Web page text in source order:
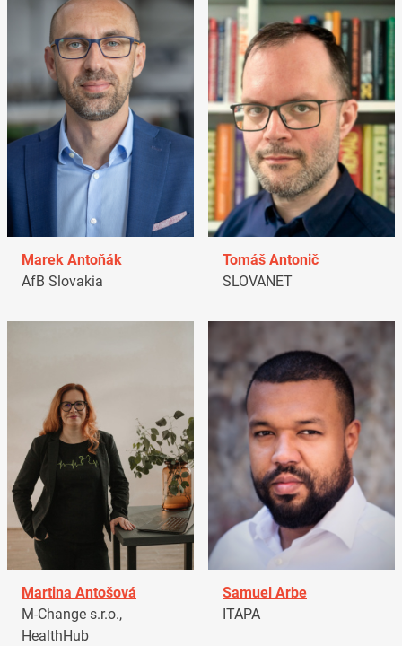
Marek Antoňák
AfB Slovakia
Tomáš Antonič
SLOVANET
Martina Antošová
M-Change s.r.o.,
HealthHub
Samuel Arbe
ITAPA